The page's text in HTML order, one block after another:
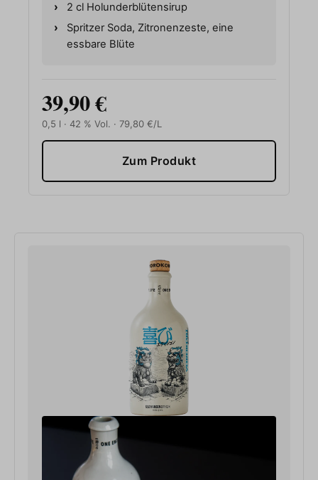
2 cl Holunderblütensirup
Spritzer Soda, Zitronenzeste, eine
essbare Blüte
39,90 €
0,5 l · 42 % Vol. · 79,80 €/L
Zum Produkt